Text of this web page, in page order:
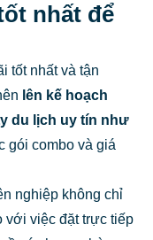
nhất để
tốt nhất và tận
lên kế hoạch
du lịch uy tín như
gói combo và giá
nghiệp không chỉ
với việc đặt trực tiếp